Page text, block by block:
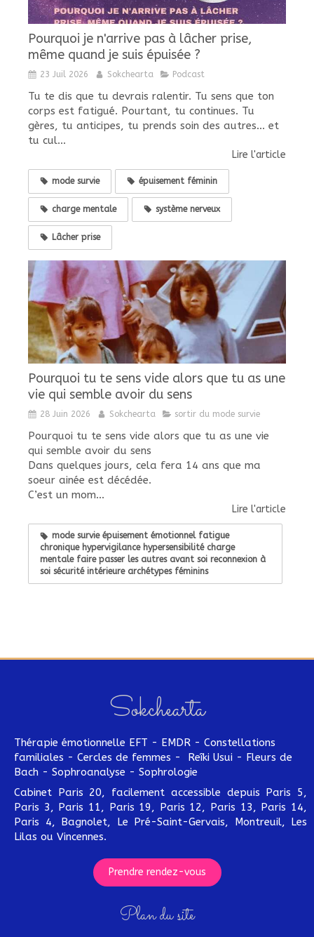
Pourquoi je n'arrive pas à lâcher prise,
même quand je suis épuisée ?
23 Juil 2026 Sokchearta Podcast
Tu te dis que tu devrais ralentir. Tu sens que ton
corps est fatigué. Pourtant, tu continues. Tu
gères, tu anticipes, tu prends soin des autres... et
tu cul...
Lire l'article
mode survie épuisement féminin
charge mentale système nerveux
Lâcher prise
Pourquoi tu te sens vide alors que tu as une
vie qui semble avoir du sens
28 Juin 2026 Sokchearta sortir du mode survie
Pourquoi tu te sens vide alors que tu as une vie
qui semble avoir du sens
Dans quelques jours, cela fera 14 ans que ma
soeur ainée est décédée.
C’est un mom...
Lire l'article
mode survie épuisement émotionnel fatigue
chronique hypervigilance hypersensibilité charge
mentale faire passer les autres avant soi reconnexion à
soi sécurité intérieure archétypes féminins
Sokchearta
Thérapie émotionnelle EFT - EMDR - Constellations
familiales - Cercles de femmes - Reîki Usui - Fleurs de
Bach - Sophroanalyse - Sophrologie
Cabinet Paris 20, facilement accessible depuis Paris 5,
Paris 3, Paris 11, Paris 19, Paris 12, Paris 13, Paris 14,
Paris 4, Bagnolet, Le Pré-Saint-Gervais, Montreuil, Les
Lilas ou Vincennes.
Prendre rendez-vous
Plan du site